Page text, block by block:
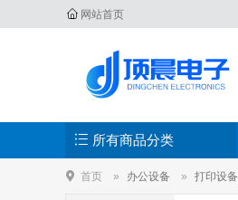
网站首页
所有商品分类
首页 办公设备 打印设备